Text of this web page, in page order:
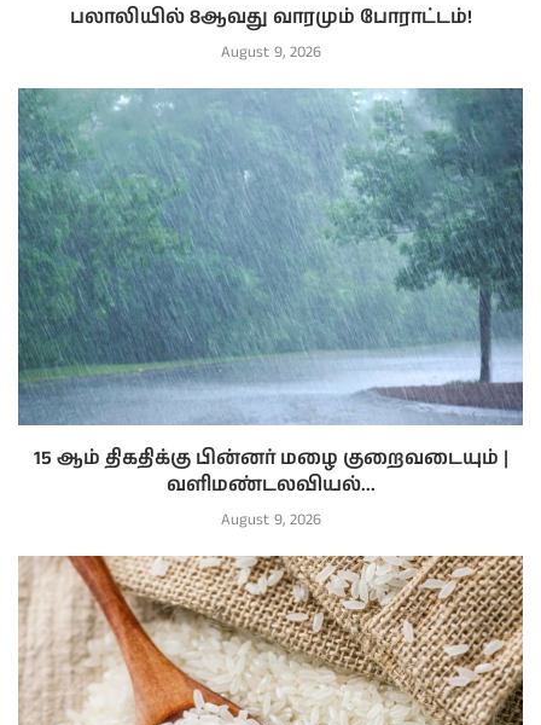
பலாலியில் 8ஆவது வாரமும் போராட்டம்!
August 9, 2026
15 ஆம் திகதிக்கு பின்னர் மழை குறைவடையும் |
வளிமண்டலவியல்...
August 9, 2026